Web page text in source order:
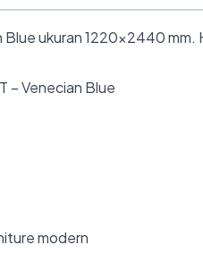
Blue ukuran 1220×2440
– Venecian Blue
modern